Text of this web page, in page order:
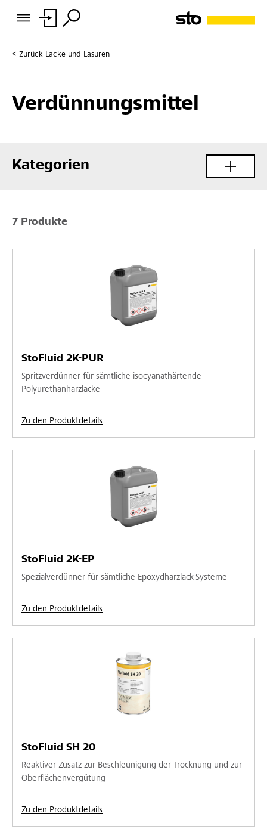
Zurück Lacke und Lasuren
Verdünnungsmittel
Kategorien
7 Produkte
StoFluid 2K-PUR
Spritzverdünner für sämtliche isocyanathärtende
Polyurethanharzlacke
Zu den Produktdetails
StoFluid 2K-EP
Spezialverdünner für sämtliche Epoxydharzlack-Systeme
Zu den Produktdetails
StoFluid SH 20
Reaktiver Zusatz zur Beschleunigung der Trocknung und zur
Oberflächenvergütung
Zu den Produktdetails